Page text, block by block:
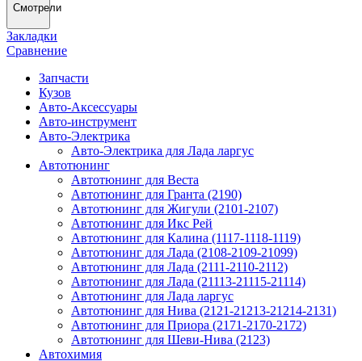
Смотрели
Закладки
Сравнение
Запчасти
Кузов
Авто-Аксессуары
Авто-инструмент
Авто-Электрика
Авто-Электрика для Лада ларгус
Автотюнинг
Автотюнинг для Веста
Автотюнинг для Гранта (2190)
Автотюнинг для Жигули (2101-2107)
Автотюнинг для Икс Рей
Автотюнинг для Калина (1117-1118-1119)
Автотюнинг для Лада (2108-2109-21099)
Автотюнинг для Лада (2111-2110-2112)
Автотюнинг для Лада (21113-21115-21114)
Автотюнинг для Лада ларгус
Автотюнинг для Нива (2121-21213-21214-2131)
Автотюнинг для Приора (2171-2170-2172)
Автотюнинг для Шеви-Нива (2123)
Автохимия